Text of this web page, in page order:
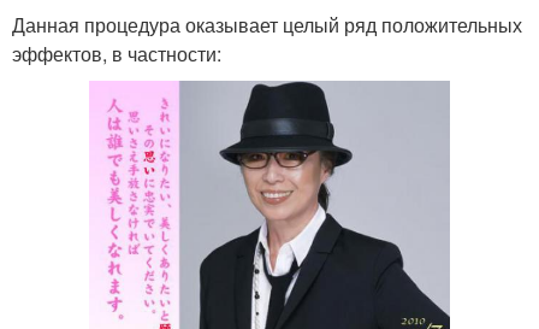
Данная процедура оказывает целый ряд положительных
эффектов, в частности: